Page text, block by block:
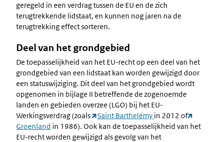
geregeld in een verdrag tussen de EU en de zich
terugtrekkende lidstaat, en kunnen nog jaren na de
terugtrekking effect sorteren.
Deel van het grondgebied
De toepasselijkheid van het EU-recht op een deel van het
grondgebied van een lidstaat kan worden gewijzigd door
een statuswijziging. Dit deel van het grondgebied wordt
opgenomen in bijlage II betreffende de zogenoemde
landen en gebieden overzee (LGO) bij het EU-
Werkingsverdrag (zoals
Saint Barthelémy in 2012 of
Groenland in 1986). Ook kan de toepasselijkheid van het
EU-recht worden gewijzigd als gevolg van het